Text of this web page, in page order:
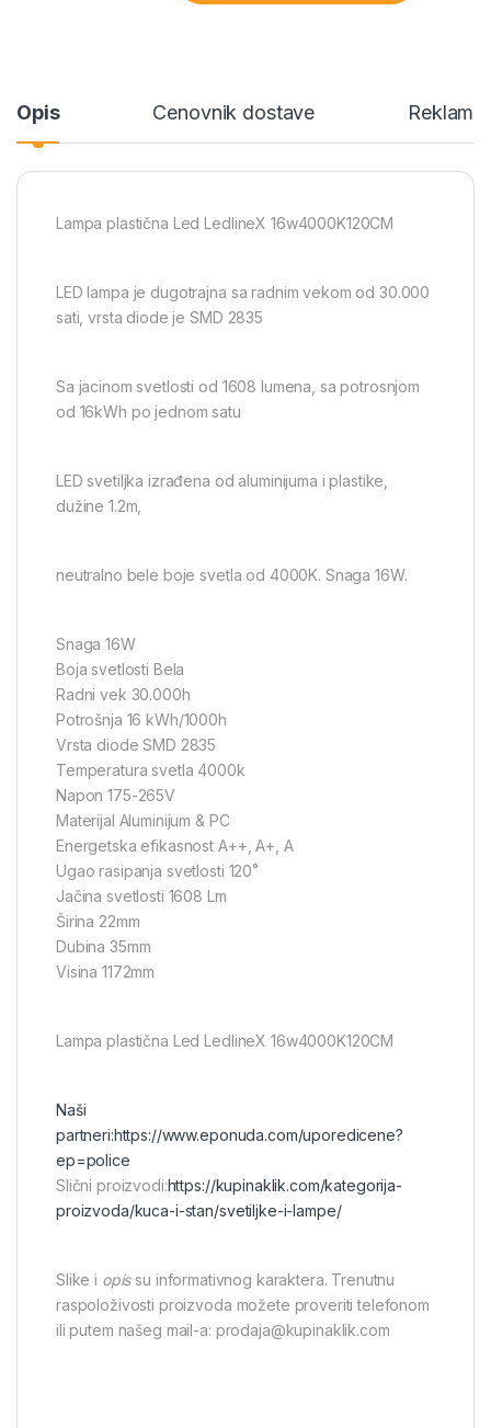
Opis Cenovnik dostave
Lampa plastična Led LedlineX 16w4000K120CM
LED lampa je dugotrajna sa radnim vekom od 30.000
sati, vrsta diode je SMD 2835
Sa jacinom svetlosti od 1608 lumena, sa potrosnjom
od 16kWh po jednom satu
LED svetiljka izrađena od aluminijuma i plastike,
dužine 1.2m,
neutralno bele boje svetla od 4000K. Snaga 16W.
Snaga 16W
Boja svetlosti Bela
Radni vek 30.000h
Potrošnja 16 kWh/1000h
Vrsta diode SMD 2835
Temperatura svetla 4000k
Napon 175-265V
Materijal Aluminijum & PC
Energetska efikasnost A++, A+, A
Ugao rasipanja svetlosti 120˚
Jačina svetlosti 1608 Lm
Širina 22mm
Dubina 35mm
Visina 1172mm
Lampa plastična Led LedlineX 16w4000K120CM
Naši
partneri:https://www.eponuda.com/uporedicene?
ep=police
Slični proizvodi:https://kupinaklik.com/kategorija-
proizvoda/kuca-i-stan/svetiljke-i-lampe/
Slike i opissu informativnog karaktera. Trenutnu
raspoloživosti proizvoda možete proveriti telefonom
ili putem našeg mail-a: prodaja@kupinaklik.com